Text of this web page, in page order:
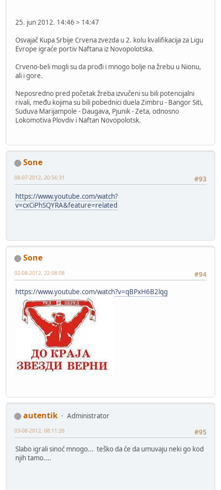
25. jun 2012. 14:46 > 14:47
Osvajač Kupa Srbije Crvena zvezda u 2. kolu kvalifikacija za Ligu
Evrope igraće portiv Naftana iz Novopolotska.
Crveno-beli mogli su da prođi i mnogo bolje na žrebu u Nionu,
ali i gore.
Neposredno pred početak žreba izvučeni su bili potencijalni
rivali, među kojima su bili pobednici duela Zimbru - Bangor Siti,
Suduva Marijampole - Daugava, Pjunik - Zeta, odnosno
Lokomotiva Plovdiv i Naftan Novopolotsk.
Sone
#93
08-07-2012, 20:56:31
https://www.youtube.com/watch?
v=cxCiPhSQYRA&feature=related
Sone
#94
02-08-2012, 22:08:08
https://www.youtube.com/watch?v=qBPxH6B2lqg
autentik
Administrator
#95
03-08-2012, 08:11:26
Slabo igrali sinoć mnogo... teško da će da umuvaju neki go kod
njih tamo....